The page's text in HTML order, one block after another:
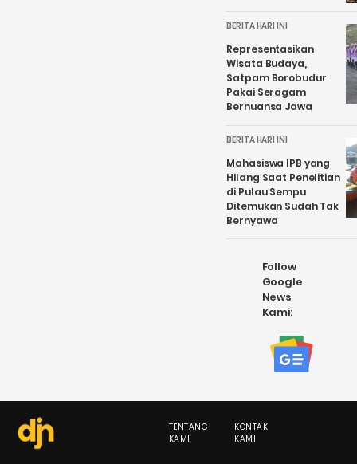
BERITA HARI INI
Representasikan
Wisata Budaya,
Satpam Borobudur
Pakai Seragam
Bernuansa Jawa
BERITA HARI INI
Mahasiswa IPB yang
Hilang Saat Penelitian
di Pulau Sempu
Ditemukan Sudah Tak
Bernyawa
Follow
Google
News
Kami:
TENTANG
KAMI
KONTAK
KAMI